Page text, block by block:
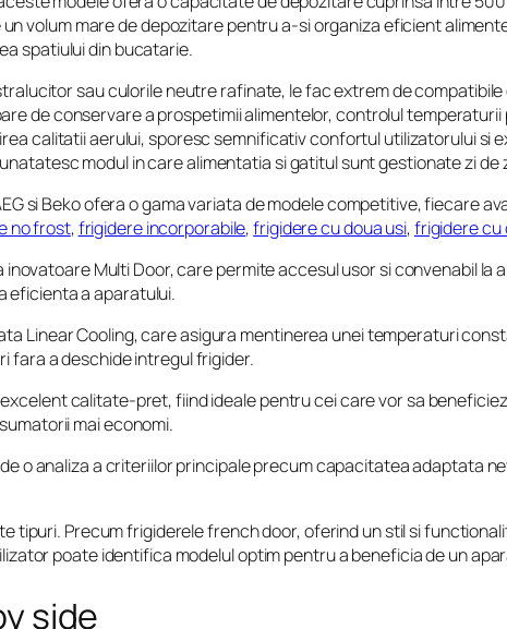
volum mare de depozitare pentru a-si organiza eficient
spatiului din bucatarie.
sau culorile neutre rafinate, le fac extrem de
de conservare a prospetimii alimentelor, controlul
calitatii aerului, sporesc semnificativ confortul utilizatorului
modul in care alimentatia si gatitul sunt gestionate zi de
si Beko ofera o gama variata de modele competitive, fiecare
no frost,frigidere incorporabile,frigidere cu doua usi,frigidere cu
Multi Door, care permite accesul usor si convenabil
eficienta a aparatului.
Linear Cooling, care asigura mentinerea unei temperaturi
fara a deschide intregul frigider.
calitate-pret, fiind ideale pentru cei care vor sa
mai economi.
o analiza a criteriilor principale precum capacitatea adaptata
tipuri. Precum frigiderele french door, oferind un stil si
poate identifica modelul optim pentru a beneficia de un
side